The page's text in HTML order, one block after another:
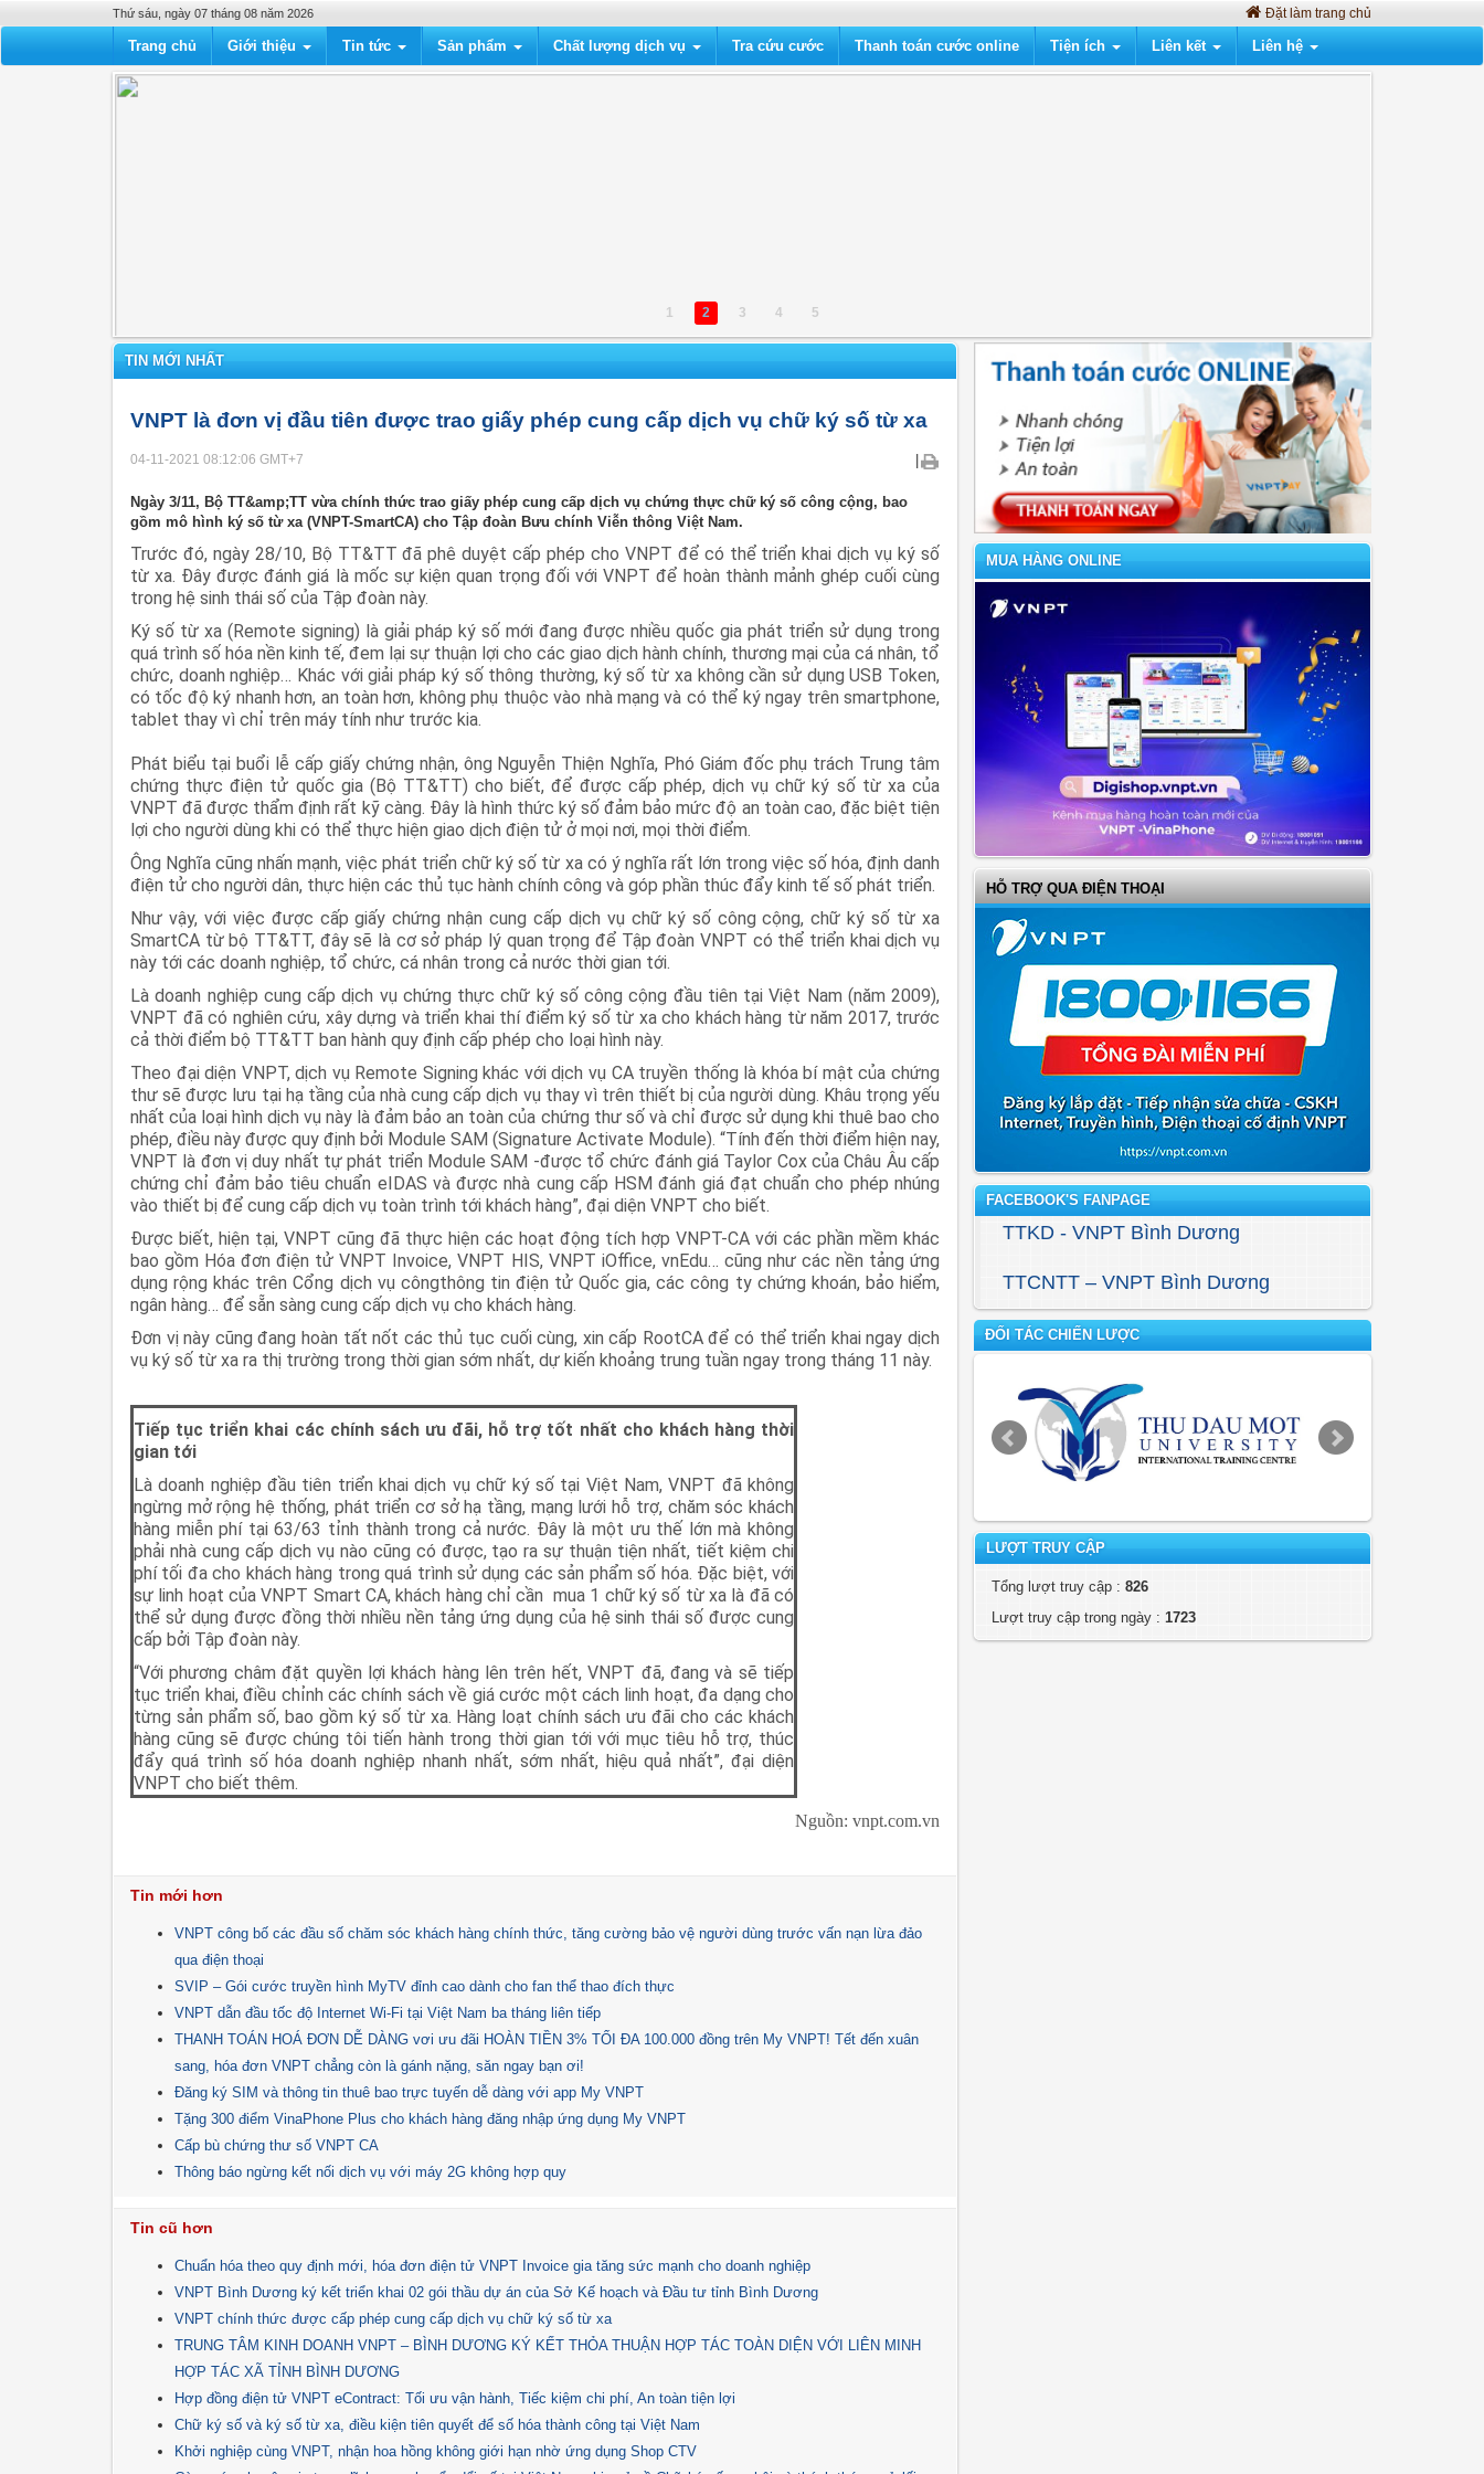
Thứ sáu, ngày 07 tháng 08 năm 2026 Đặt làm trang chủ
Trang chủ Giới thiệu Tin tức Sản phẩm Chất lượng dịch vụ Tra cứu cước Thanh toán cước online Tiện ích Liên kết Liên hệ
1 2 3 4 5
TIN MỚI NHẤT
VNPT là đơn vị đầu tiên được trao giấy phép cung cấp dịch vụ chữ ký số từ xa
04-11-2021 08:12:06 GMT+7
Ngày 3/11, Bộ TT&amp;TT vừa chính thức trao giấy phép cung cấp dịch vụ chứng thực chữ ký số công cộng, bao
gồm mô hình ký số từ xa (VNPT-SmartCA) cho Tập đoàn Bưu chính Viễn thông Việt Nam.
Trước đó, ngày 28/10, Bộ TT&TT đã phê duyệt cấp phép cho VNPT để có thể triển khai dịch vụ ký số
từ xa. Đây được đánh giá là mốc sự kiện quan trọng đối với VNPT để hoàn thành mảnh ghép cuối cùng
trong hệ sinh thái số của Tập đoàn này.
Ký số từ xa (Remote signing) là giải pháp ký số mới đang được nhiều quốc gia phát triển sử dụng trong
quá trình số hóa nền kinh tế, đem lại sự thuận lợi cho các giao dịch hành chính, thương mại của cá nhân, tổ
chức, doanh nghiệp… Khác với giải pháp ký số thông thường, ký số từ xa không cần sử dụng USB Token,
có tốc độ ký nhanh hơn, an toàn hơn, không phụ thuộc vào nhà mạng và có thể ký ngay trên smartphone,
tablet thay vì chỉ trên máy tính như trước kia.
Phát biểu tại buổi lễ cấp giấy chứng nhận, ông Nguyễn Thiện Nghĩa, Phó Giám đốc phụ trách Trung tâm
chứng thực điện tử quốc gia (Bộ TT&TT) cho biết, để được cấp phép, dịch vụ chữ ký số từ xa của
VNPT đã được thẩm định rất kỹ càng. Đây là hình thức ký số đảm bảo mức độ an toàn cao, đặc biệt tiện
lợi cho người dùng khi có thể thực hiện giao dịch điện tử ở mọi nơi, mọi thời điểm.
Ông Nghĩa cũng nhấn mạnh, việc phát triển chữ ký số từ xa có ý nghĩa rất lớn trong việc số hóa, định danh
điện tử cho người dân, thực hiện các thủ tục hành chính công và góp phần thúc đẩy kinh tế số phát triển.
Như vậy, với việc được cấp giấy chứng nhận cung cấp dịch vụ chữ ký số công cộng, chữ ký số từ xa
SmartCA từ bộ TT&TT, đây sẽ là cơ sở pháp lý quan trọng để Tập đoàn VNPT có thể triển khai dịch vụ
này tới các doanh nghiệp, tổ chức, cá nhân trong cả nước thời gian tới.
Là doanh nghiệp cung cấp dịch vụ chứng thực chữ ký số công cộng đầu tiên tại Việt Nam (năm 2009),
VNPT đã có nghiên cứu, xây dựng và triển khai thí điểm ký số từ xa cho khách hàng từ năm 2017, trước
cả thời điểm bộ TT&TT ban hành quy định cấp phép cho loại hình này.
Theo đại diện VNPT, dịch vụ Remote Signing khác với dịch vụ CA truyền thống là khóa bí mật của chứng
thư sẽ được lưu tại hạ tầng của nhà cung cấp dịch vụ thay vì trên thiết bị của người dùng. Khâu trọng yếu
nhất của loại hình dịch vụ này là đảm bảo an toàn của chứng thư số và chỉ được sử dụng khi thuê bao cho
phép, điều này được quy định bởi Module SAM (Signature Activate Module). “Tính đến thời điểm hiện nay,
VNPT là đơn vị duy nhất tự phát triển Module SAM -được tổ chức đánh giá Taylor Cox của Châu Âu cấp
chứng chỉ đảm bảo tiêu chuẩn eIDAS và được nhà cung cấp HSM đánh giá đạt chuẩn cho phép nhúng
vào thiết bị để cung cấp dịch vụ toàn trình tới khách hàng”, đại diện VNPT cho biết.
Được biết, hiện tại, VNPT cũng đã thực hiện các hoạt động tích hợp VNPT-CA với các phần mềm khác
bao gồm Hóa đơn điện tử VNPT Invoice, VNPT HIS, VNPT iOffice, vnEdu… cũng như các nền tảng ứng
dụng rộng khác trên Cổng dịch vụ côngthông tin điện tử Quốc gia, các công ty chứng khoán, bảo hiểm,
ngân hàng… để sẵn sàng cung cấp dịch vụ cho khách hàng.
Đơn vị này cũng đang hoàn tất nốt các thủ tục cuối cùng, xin cấp RootCA để có thể triển khai ngay dịch
vụ ký số từ xa ra thị trường trong thời gian sớm nhất, dự kiến khoảng trung tuần ngay trong tháng 11 này.
Tiếp tục triển khai các chính sách ưu đãi, hỗ trợ tốt nhất cho khách hàng thời
gian tới
Là doanh nghiệp đầu tiên triển khai dịch vụ chữ ký số tại Việt Nam, VNPT đã không
ngừng mở rộng hệ thống, phát triển cơ sở hạ tầng, mạng lưới hỗ trợ, chăm sóc khách
hàng miễn phí tại 63/63 tỉnh thành trong cả nước. Đây là một ưu thế lớn mà không
phải nhà cung cấp dịch vụ nào cũng có được, tạo ra sự thuận tiện nhất, tiết kiệm chi
phí tối đa cho khách hàng trong quá trình sử dụng các sản phẩm số hóa. Đặc biệt, với
sự linh hoạt của VNPT Smart CA, khách hàng chỉ cần mua 1 chữ ký số từ xa là đã có
thể sử dụng được đồng thời nhiều nền tảng ứng dụng của hệ sinh thái số được cung
cấp bởi Tập đoàn này.
“Với phương châm đặt quyền lợi khách hàng lên trên hết, VNPT đã, đang và sẽ tiếp
tục triển khai, điều chỉnh các chính sách về giá cước một cách linh hoạt, đa dạng cho
từng sản phẩm số, bao gồm ký số từ xa. Hàng loạt chính sách ưu đãi cho các khách
hàng cũng sẽ được chúng tôi tiến hành trong thời gian tới với mục tiêu hỗ trợ, thúc
đẩy quá trình số hóa doanh nghiệp nhanh nhất, sớm nhất, hiệu quả nhất”, đại diện
VNPT cho biết thêm.
Nguồn: vnpt.com.vn
Tin mới hơn
VNPT công bố các đầu số chăm sóc khách hàng chính thức, tăng cường bảo vệ người dùng trước vấn nạn lừa đảo
qua điện thoại
SVIP – Gói cước truyền hình MyTV đỉnh cao dành cho fan thể thao đích thực
VNPT dẫn đầu tốc độ Internet Wi-Fi tại Việt Nam ba tháng liên tiếp
THANH TOÁN HOÁ ĐƠN DỄ DÀNG vơi ưu đãi HOÀN TIỀN 3% TỐI ĐA 100.000 đồng trên My VNPT! Tết đến xuân
sang, hóa đơn VNPT chẳng còn là gánh nặng, săn ngay bạn ơi!
Đăng ký SIM và thông tin thuê bao trực tuyến dễ dàng với app My VNPT
Tặng 300 điểm VinaPhone Plus cho khách hàng đăng nhập ứng dụng My VNPT
Cấp bù chứng thư số VNPT CA
Thông báo ngừng kết nối dịch vụ với máy 2G không hợp quy
Tin cũ hơn
Chuẩn hóa theo quy định mới, hóa đơn điện tử VNPT Invoice gia tăng sức mạnh cho doanh nghiệp
VNPT Bình Dương ký kết triển khai 02 gói thầu dự án của Sở Kế hoạch và Đầu tư tỉnh Bình Dương
VNPT chính thức được cấp phép cung cấp dịch vụ chữ ký số từ xa
TRUNG TÂM KINH DOANH VNPT – BÌNH DƯƠNG KÝ KẾT THỎA THUẬN HỢP TÁC TOÀN DIỆN VỚI LIÊN MINH
HỢP TÁC XÃ TỈNH BÌNH DƯƠNG
Hợp đồng điện tử VNPT eContract: Tối ưu vận hành, Tiếc kiệm chi phí, An toàn tiện lợi
Chữ ký số và ký số từ xa, điều kiện tiên quyết để số hóa thành công tại Việt Nam
Khởi nghiệp cùng VNPT, nhận hoa hồng không giới hạn nhờ ứng dụng Shop CTV
MUA HÀNG ONLINE
HỖ TRỢ QUA ĐIỆN THOẠI
FACEBOOK'S FANPAGE
TTKD - VNPT Bình Dương
TTCNTT – VNPT Bình Dương
ĐỐI TÁC CHIẾN LƯỢC
LƯỢT TRUY CẬP
Tổng lượt truy cập : 826
Lượt truy cập trong ngày : 1723